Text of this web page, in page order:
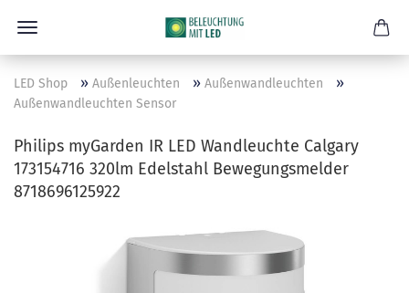
LED Shop » Außenleuchten » Außenwandleuchten »
Außenwandleuchten Sensor
Philips myGarden IR LED Wandleuchte Calgary
173154716 320lm Edelstahl Bewegungsmelder
8718696125922